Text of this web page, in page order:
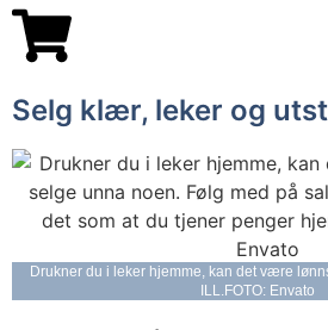
Selg klær, leker og
Drukner du i leker hjemme, kan det være
ILL.FOTO: Envato